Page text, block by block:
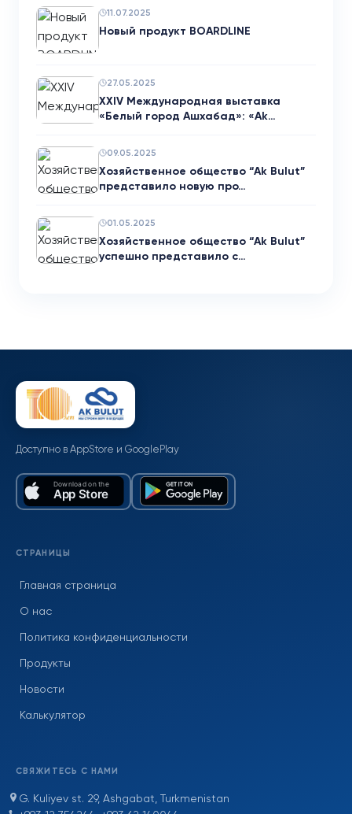
11.07.2025
Новый продукт BOARDLINE
27.05.2025
XXIV Международная выставка
«Белый город Ашхабад»: «Ak…
09.05.2025
Хозяйственное общество “Ak Bulut”
представило новую про…
01.05.2025
Хозяйственное общество “Ak Bulut”
успешно представило с…
Доступно в AppStore и GooglePlay
СТРАНИЦЫ
Главная страница
О нас
Политика конфиденциальности
Продукты
Новости
Калькулятор
СВЯЖИТЕСЬ С НАМИ
G. Kuliyev st. 29, Ashgabat, Turkmenistan